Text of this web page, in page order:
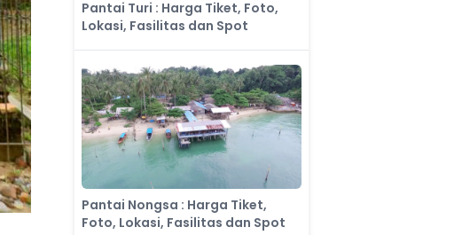
Pantai Turi : Harga Tiket, Foto,
Lokasi, Fasilitas dan Spot
Pantai Nongsa : Harga Tiket,
Foto, Lokasi, Fasilitas dan Spot